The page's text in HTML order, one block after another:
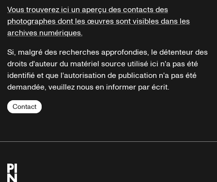
Vous trouverez ici un aperçu des contacts des
photographes dont les œuvres sont visibles dans les
archives numériques.
Si, malgré des recherches approfondies, le détenteur des
droits d'auteur du matériel source utilisé ici n'a pas été
identifié et que l'autorisation de publication n'a pas été
demandée, veuillez nous en informer par écrit.
Contact